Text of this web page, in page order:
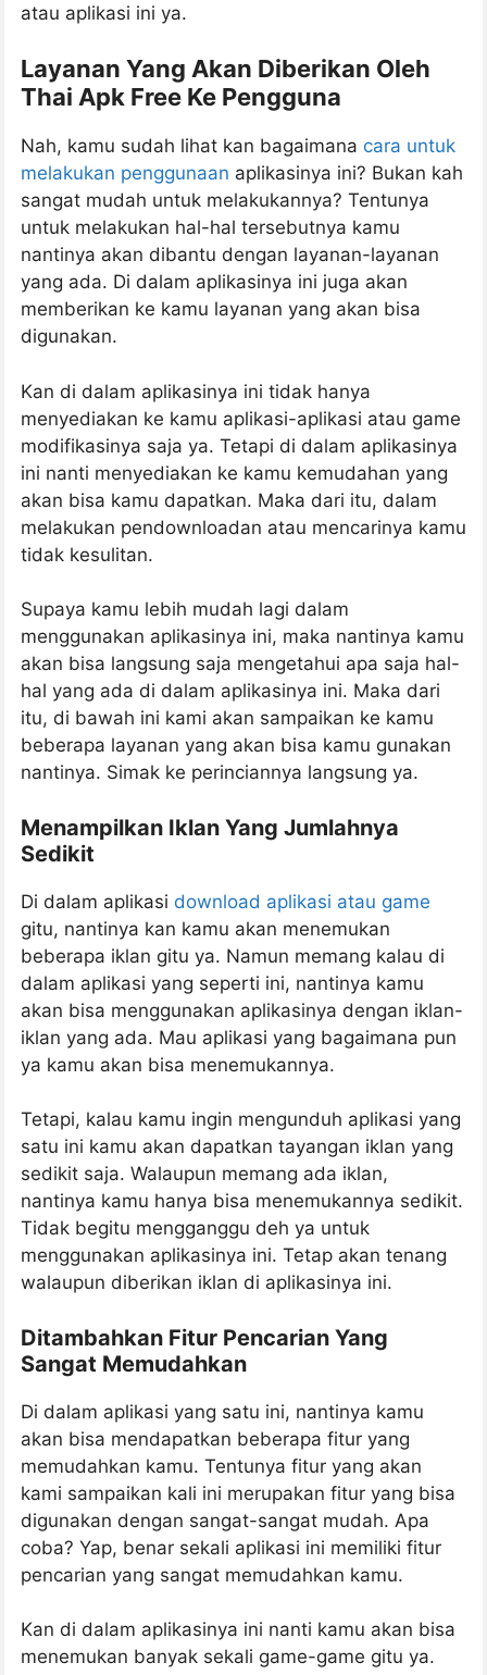
atau aplikasi ini ya.
Layanan Yang Akan Diberikan Oleh
Thai Apk Free Ke Pengguna
Nah, kamu sudah lihat kan bagaimana cara untuk
melakukan penggunaan aplikasinya ini? Bukan kah
sangat mudah untuk melakukannya? Tentunya
untuk melakukan hal-hal tersebutnya kamu
nantinya akan dibantu dengan layanan-layanan
yang ada. Di dalam aplikasinya ini juga akan
memberikan ke kamu layanan yang akan bisa
digunakan.
Kan di dalam aplikasinya ini tidak hanya
menyediakan ke kamu aplikasi-aplikasi atau game
modifikasinya saja ya. Tetapi di dalam aplikasinya
ini nanti menyediakan ke kamu kemudahan yang
akan bisa kamu dapatkan. Maka dari itu, dalam
melakukan pendownloadan atau mencarinya kamu
tidak kesulitan.
Supaya kamu lebih mudah lagi dalam
menggunakan aplikasinya ini, maka nantinya kamu
akan bisa langsung saja mengetahui apa saja hal-
hal yang ada di dalam aplikasinya ini. Maka dari
itu, di bawah ini kami akan sampaikan ke kamu
beberapa layanan yang akan bisa kamu gunakan
nantinya. Simak ke perinciannya langsung ya.
Menampilkan Iklan Yang Jumlahnya
Sedikit
Di dalam aplikasi download aplikasi atau game
gitu, nantinya kan kamu akan menemukan
beberapa iklan gitu ya. Namun memang kalau di
dalam aplikasi yang seperti ini, nantinya kamu
akan bisa menggunakan aplikasinya dengan iklan-
iklan yang ada. Mau aplikasi yang bagaimana pun
ya kamu akan bisa menemukannya.
Tetapi, kalau kamu ingin mengunduh aplikasi yang
satu ini kamu akan dapatkan tayangan iklan yang
sedikit saja. Walaupun memang ada iklan,
nantinya kamu hanya bisa menemukannya sedikit.
Tidak begitu mengganggu deh ya untuk
menggunakan aplikasinya ini. Tetap akan tenang
walaupun diberikan iklan di aplikasinya ini.
Ditambahkan Fitur Pencarian Yang
Sangat Memudahkan
Di dalam aplikasi yang satu ini, nantinya kamu
akan bisa mendapatkan beberapa fitur yang
memudahkan kamu. Tentunya fitur yang akan
kami sampaikan kali ini merupakan fitur yang bisa
digunakan dengan sangat-sangat mudah. Apa
coba? Yap, benar sekali aplikasi ini memiliki fitur
pencarian yang sangat memudahkan kamu.
Kan di dalam aplikasinya ini nanti kamu akan bisa
menemukan banyak sekali game-game gitu ya.